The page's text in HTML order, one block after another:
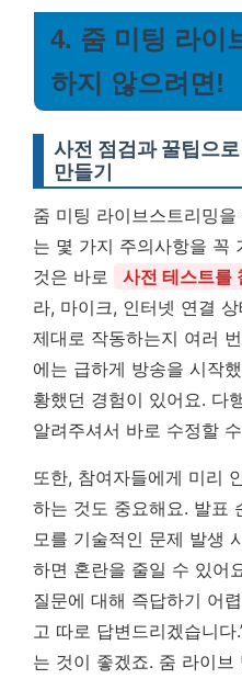
4. 줌 미팅 라이
하지 않으려면!
사전 점검과 꿀팁으
만들기
줌 미팅 라이브스트리밍
는 몇 가지 주의사항을 꼭
것은 바로
사전 테스트를
라, 마이크, 인터넷 연결
제대로 작동하는지 여러
에는 급하게 방송을 시작
황했던 경험이 있어요. 다
알려주셔서 바로 수정할
또한, 참여자들에게 미리
하는 것도 중요해요. 발표
모를 기술적인 문제 발생
하면 혼란을 줄일 수 있어
질문에 대해 즉답하기 어
고 따로 답변드리겠습니
는 것이 좋겠죠. 줌 라이